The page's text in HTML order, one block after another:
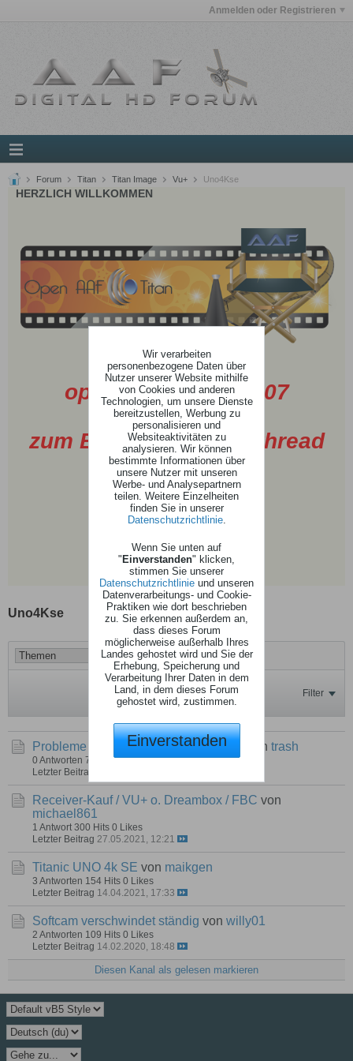
Anmelden oder Registrieren
Forum Titan Titan Image Vu+ Uno4Kse
HERZLICH WILLKOMMEN
open AAF Image 2.07
zum Board - Spendenthread
2026
Uno4Kse
Filter
Probleme mit dem neuen Images 1.99 von trash
0 Antworten 71 Hits 0 Likes
Letzter Beitrag
Receiver-Kauf / VU+ o. Dreambox / FBC von
michael861
1 Antwort 300 Hits 0 Likes
Letzter Beitrag 27.05.2021, 12:21
Titanic UNO 4k SE von maikgen
3 Antworten 154 Hits 0 Likes
Letzter Beitrag 14.04.2021, 17:33
Softcam verschwindet ständig von willy01
2 Antworten 109 Hits 0 Likes
Letzter Beitrag 14.02.2020, 18:48
Diesen Kanal als gelesen markieren
Wir verarbeiten
personenbezogene Daten über
Nutzer unserer Website mithilfe
von Cookies und anderen
Technologien, um unsere Dienste
bereitzustellen, Werbung zu
personalisieren und
Websiteaktivitäten zu
analysieren. Wir können
bestimmte Informationen über
unsere Nutzer mit unseren
Werbe- und Analysepartnern
teilen. Weitere Einzelheiten
finden Sie in unserer
Datenschutzrichtlinie.
Wenn Sie unten auf
"Einverstanden" klicken,
stimmen Sie unserer
Datenschutzrichtlinie und unseren
Datenverarbeitungs- und Cookie-
Praktiken wie dort beschrieben
zu. Sie erkennen außerdem an,
dass dieses Forum
möglicherweise außerhalb Ihres
Landes gehostet wird und Sie der
Erhebung, Speicherung und
Verarbeitung Ihrer Daten in dem
Land, in dem dieses Forum
gehostet wird, zustimmen.
Einverstanden